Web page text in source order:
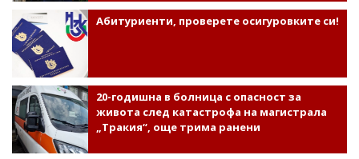
Абитуриенти, проверете осигуровките си!
20-годишна в болница с опасност за
живота след катастрофа на магистрала
„Тракия“, още трима ранени